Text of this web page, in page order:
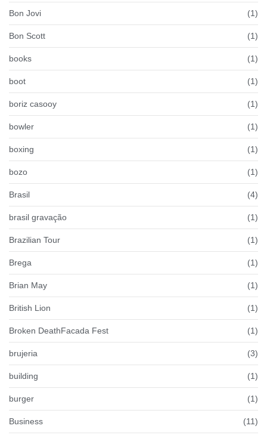
Bon Jovi (1)
Bon Scott (1)
books (1)
boot (1)
boriz casooy (1)
bowler (1)
boxing (1)
bozo (1)
Brasil (4)
brasil gravação (1)
Brazilian Tour (1)
Brega (1)
Brian May (1)
British Lion (1)
Broken DeathFacada Fest (1)
brujeria (3)
building (1)
burger (1)
Business (11)